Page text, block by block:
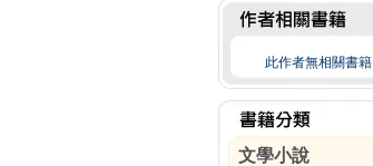
此作者無相關書籍
文學小說